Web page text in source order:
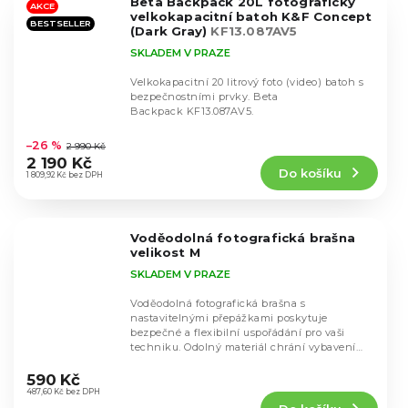
hvězdiček.
AKCE
BESTSELLER
velkokapacitní batoh K&F Concept
(Dark Gray) KF13.087AV5
hodnocení
produktu
je
SKLADEM V PRAZE
1 809,92 Kč bez DPH
–26 % 2 990 Kč
2 190 Kč
Do košíku
Velkokapacitní 20 litrový foto (video) batoh s
bezpečnostními prvky. Beta
Backpack KF13.087AV5.
Voděodolná fotografická brašna
velikost M
hodnocení
produktu
SKLADEM V PRAZE
487,60 Kč bez DPH
590 Kč
Voděodolná fotografická brašna s
nastavitelnými přepážkami poskytuje
bezpečné a flexibilní uspořádání pro vaši
techniku. Odolný materiál chrání vybavení